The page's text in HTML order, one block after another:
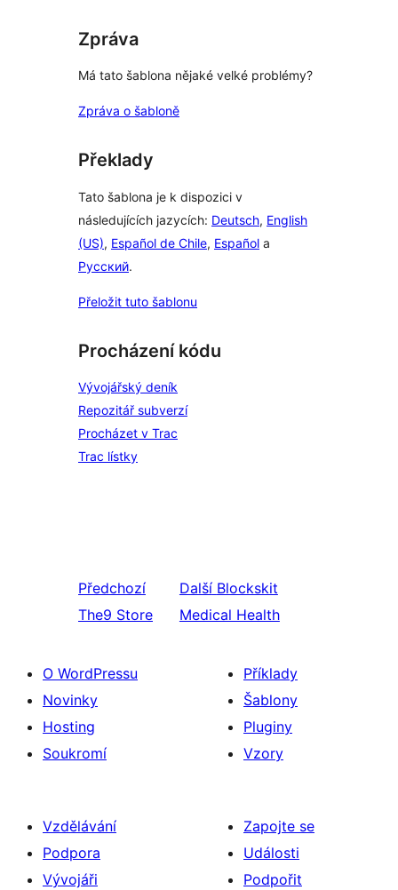
Zpráva
Má tato šablona nějaké velké problémy?
Zpráva o šabloně
Překlady
Tato šablona je k dispozici v
následujících jazycích: Deutsch, English
(US), Español de Chile, Español a
Русский.
Přeložit tuto šablonu
Procházení kódu
Vývojářský deník
Repozitář subverzí
Procházet v Trac
Trac lístky
Předchozí
The9 Store
Další Blockskit
Medical Health
O WordPressu
Novinky
Hosting
Soukromí
Příklady
Šablony
Pluginy
Vzory
Vzdělávání
Podpora
Vývojáři
Zapojte se
Události
Podpořit